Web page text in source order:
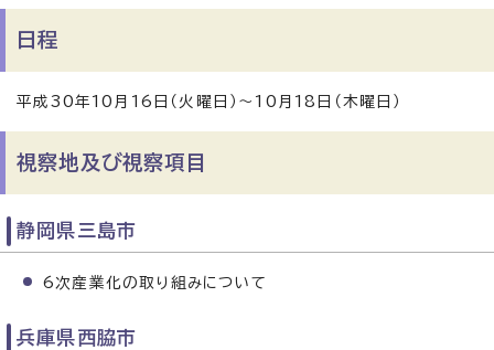
日程
平成30年10月16日（火曜日）～10月18日（木曜日）
視察地及び視察項目
静岡県三島市
6次産業化の取り組みについて
兵庫県西脇市